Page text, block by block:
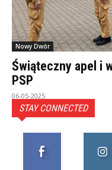
Nowy Dwór
Świąteczny apel i
PSP
06-05-2025
STAY CONNECTED